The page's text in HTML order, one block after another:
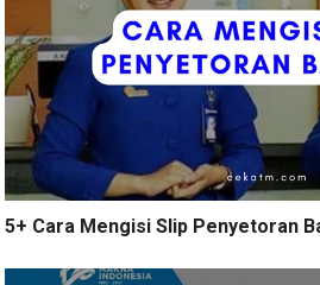
5+ Cara Mengisi Slip Penyetoran